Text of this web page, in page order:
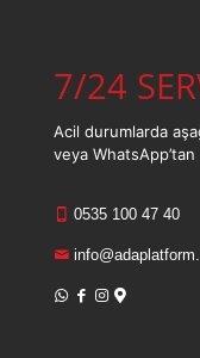
7/24
Acil durumlarda
veya
0535 100 47 40